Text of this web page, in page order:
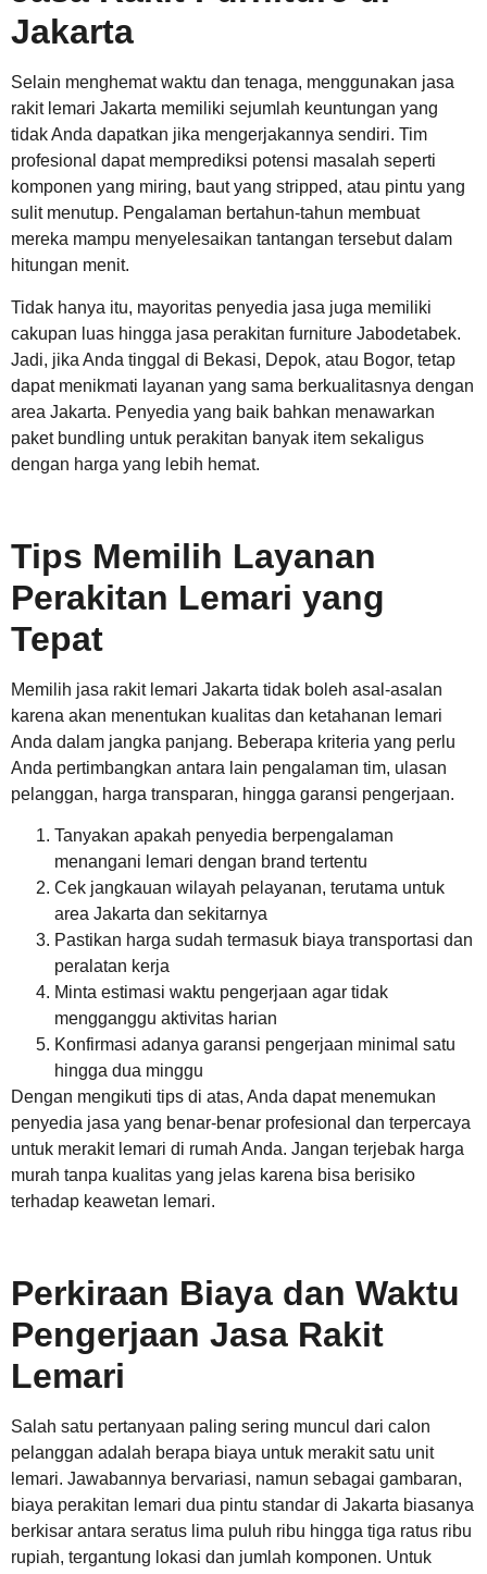
Jakarta
Selain menghemat waktu dan tenaga, menggunakan jasa
rakit lemari Jakarta memiliki sejumlah keuntungan yang
tidak Anda dapatkan jika mengerjakannya sendiri. Tim
profesional dapat memprediksi potensi masalah seperti
komponen yang miring, baut yang stripped, atau pintu yang
sulit menutup. Pengalaman bertahun-tahun membuat
mereka mampu menyelesaikan tantangan tersebut dalam
hitungan menit.
Tidak hanya itu, mayoritas penyedia jasa juga memiliki
cakupan luas hingga jasa perakitan furniture Jabodetabek.
Jadi, jika Anda tinggal di Bekasi, Depok, atau Bogor, tetap
dapat menikmati layanan yang sama berkualitasnya dengan
area Jakarta. Penyedia yang baik bahkan menawarkan
paket bundling untuk perakitan banyak item sekaligus
dengan harga yang lebih hemat.
Tips Memilih Layanan
Perakitan Lemari yang
Tepat
Memilih jasa rakit lemari Jakarta tidak boleh asal-asalan
karena akan menentukan kualitas dan ketahanan lemari
Anda dalam jangka panjang. Beberapa kriteria yang perlu
Anda pertimbangkan antara lain pengalaman tim, ulasan
pelanggan, harga transparan, hingga garansi pengerjaan.
Tanyakan apakah penyedia berpengalaman
menangani lemari dengan brand tertentu
Cek jangkauan wilayah pelayanan, terutama untuk
area Jakarta dan sekitarnya
Pastikan harga sudah termasuk biaya transportasi dan
peralatan kerja
Minta estimasi waktu pengerjaan agar tidak
mengganggu aktivitas harian
Konfirmasi adanya garansi pengerjaan minimal satu
hingga dua minggu
Dengan mengikuti tips di atas, Anda dapat menemukan
penyedia jasa yang benar-benar profesional dan terpercaya
untuk merakit lemari di rumah Anda. Jangan terjebak harga
murah tanpa kualitas yang jelas karena bisa berisiko
terhadap keawetan lemari.
Perkiraan Biaya dan Waktu
Pengerjaan Jasa Rakit
Lemari
Salah satu pertanyaan paling sering muncul dari calon
pelanggan adalah berapa biaya untuk merakit satu unit
lemari. Jawabannya bervariasi, namun sebagai gambaran,
biaya perakitan lemari dua pintu standar di Jakarta biasanya
berkisar antara seratus lima puluh ribu hingga tiga ratus ribu
rupiah, tergantung lokasi dan jumlah komponen. Untuk